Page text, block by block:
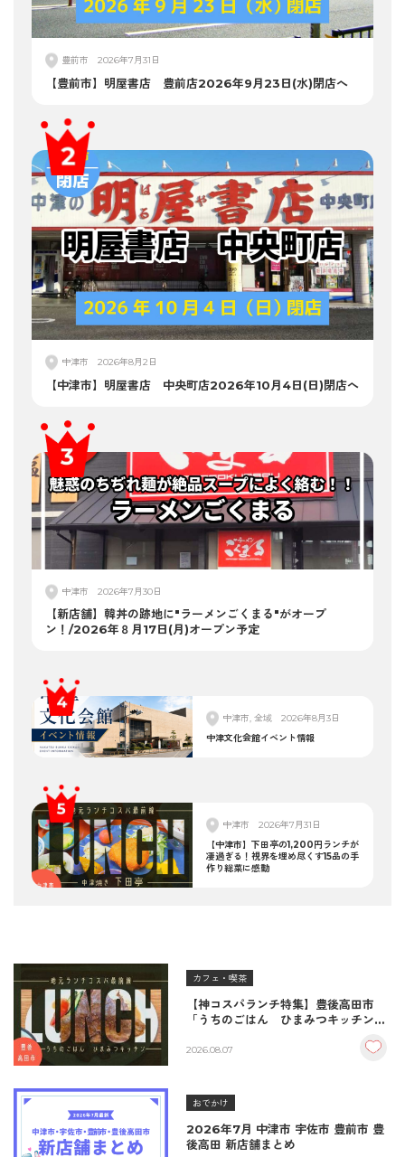
豊前市 2026年7月31日
【豊前市】明屋書店 豊前店2026年9月23日(水)閉店へ
中津市 2026年8月2日
【中津市】明屋書店 中央町店2026年10月4日(日)閉店へ
中津市 2026年7月30日
【新店舗】韓丼の跡地に"ラーメンごくまる"がオープ
ン！/2026年８月17日(月)オープン予定
中津市, 全域
2026年8月3日
中津文化会館イベント情報
中津市
2026年7月31日
【中津市】下田亭の1,200円ランチが
凄過ぎる！視界を埋め尽くす15品の手
作り総菜に感動
カフェ・喫茶
【神コスパランチ特集】豊後高田市
「うちのごはん ひまみつキッチン」
＆生姜焼き！
2026.08.07
おでかけ
2026年7月 中津市 宇佐市 豊前市 豊
後高田 新店舗まとめ